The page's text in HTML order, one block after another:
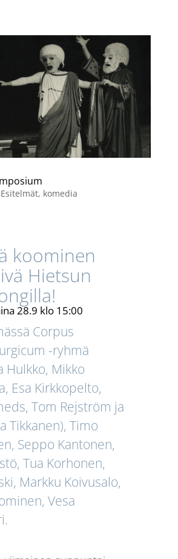
Esitelmät, komedia
koominen
Hietsun
28.9 klo 15:00
Corpus
-ryhmä
Hulkko, Mikko
Esa Kirkkopelto,
Tom Rejström ja
Tikkanen), Timo
Seppo Kantonen,
Tua Korhonen,
Markku Koivusalo,
Vesa